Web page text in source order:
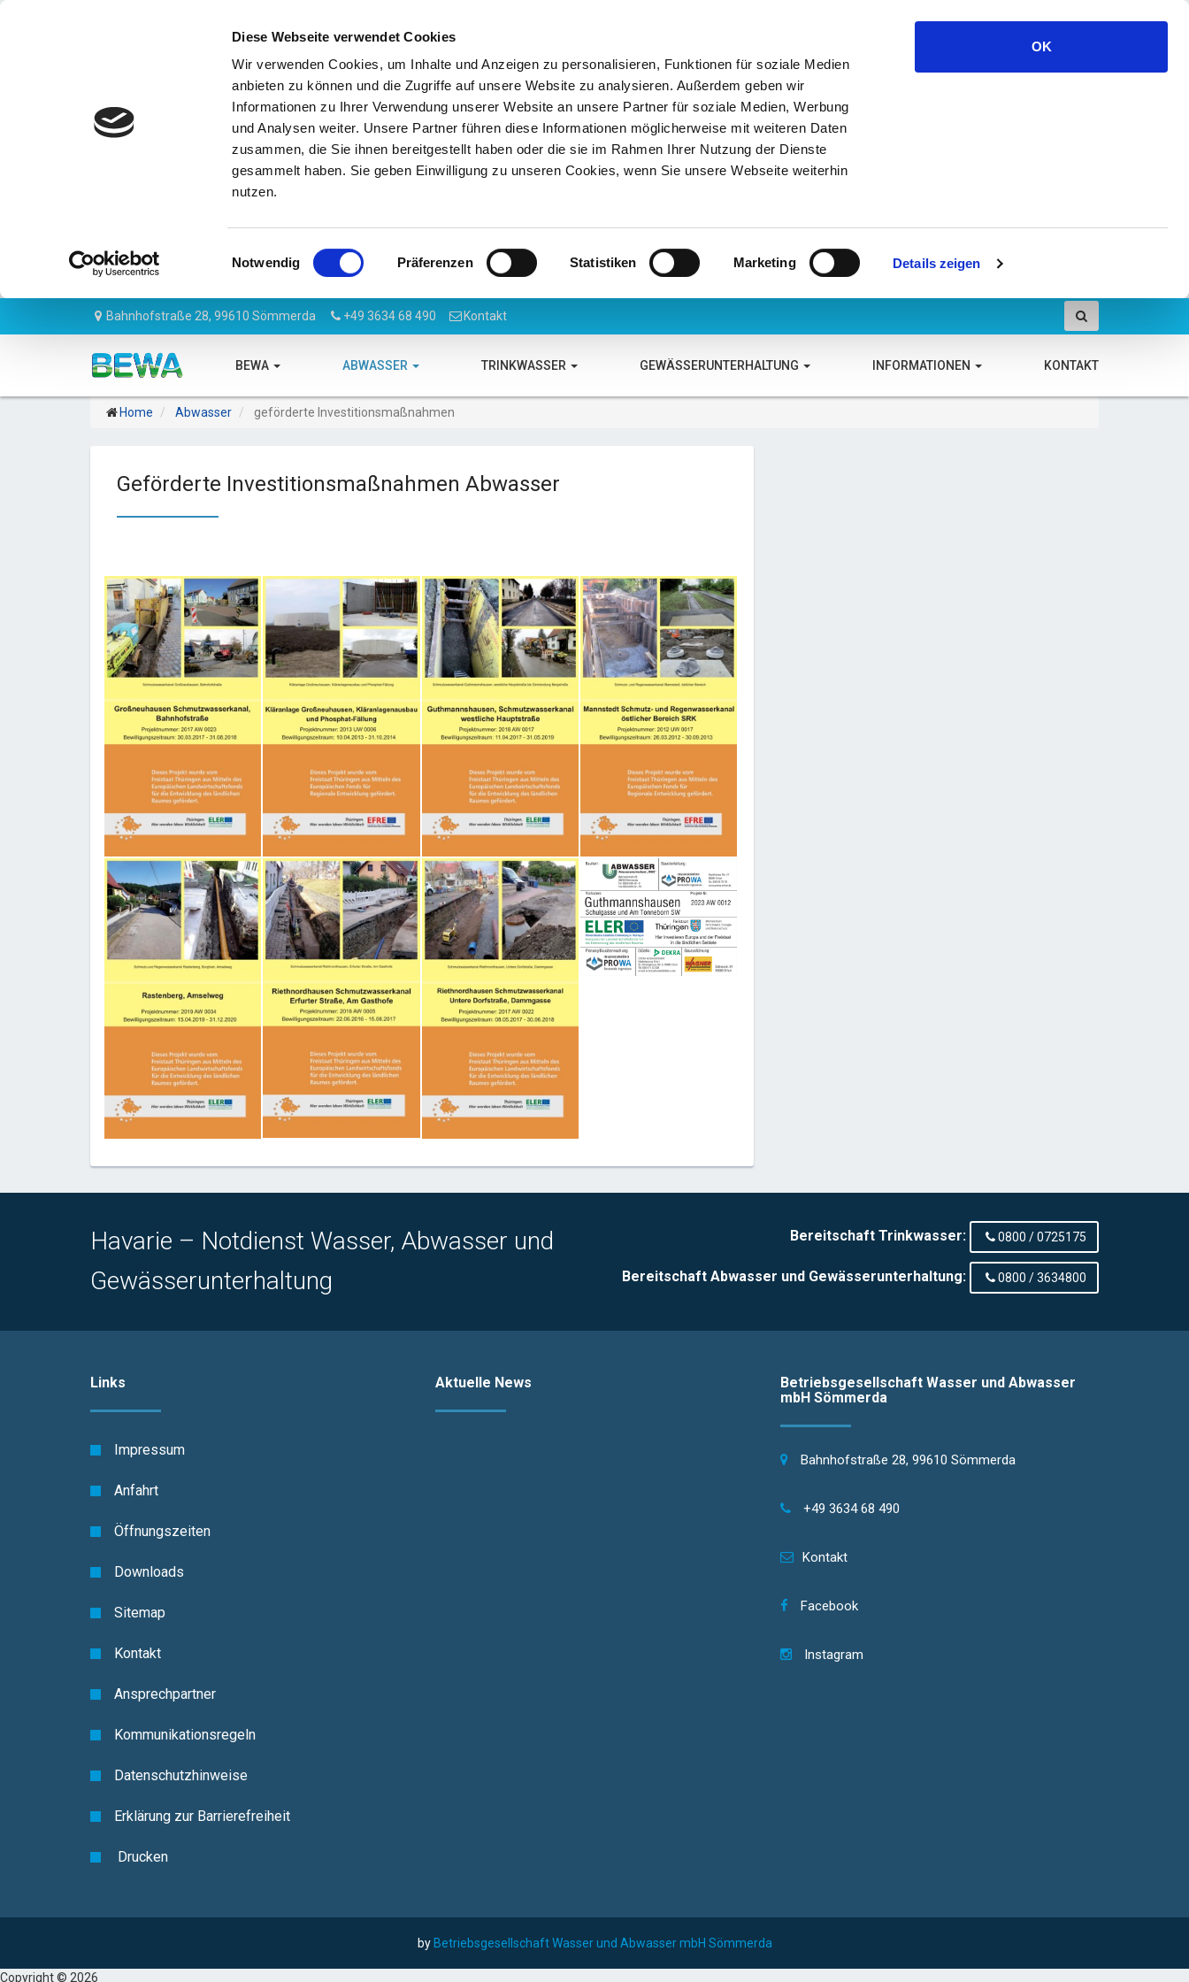
Diese Webseite verwendet Cookies
Wir verwenden Cookies, um Inhalte und Anzeigen zu personalisieren, Funktionen für soziale Medien
anbieten zu können und die Zugriffe auf unsere Website zu analysieren. Außerdem geben wir
Informationen zu Ihrer Verwendung unserer Website an unsere Partner für soziale Medien, Werbung
und Analysen weiter. Unsere Partner führen diese Informationen möglicherweise mit weiteren Daten
zusammen, die Sie ihnen bereitgestellt haben oder die sie im Rahmen Ihrer Nutzung der Dienste
gesammelt haben. Sie geben Einwilligung zu unseren Cookies, wenn Sie unsere Webseite weiterhin
nutzen.
Einwilligungsauswahl
Notwendig Präferenzen Statistiken Marketing Details zeigen
OK
Bahnhofstraße 28, 99610 Sömmerda +49 3634 68 490 Kontakt
BEWA ABWASSER TRINKWASSER GEWÄSSERUNTERHALTUNG INFORMATIONEN KONTAKT
Home Abwasser geförderte Investitionsmaßnahmen
Geförderte Investitionsmaßnahmen Abwasser
Havarie – Notdienst Wasser, Abwasser und
Gewässerunterhaltung
Bereitschaft Trinkwasser: 0800 / 0725175
Bereitschaft Abwasser und Gewässerunterhaltung: 0800 / 3634800
Links
Impressum
Anfahrt
Öffnungszeiten
Downloads
Sitemap
Kontakt
Ansprechpartner
Kommunikationsregeln
Datenschutzhinweise
Erklärung zur Barrierefreiheit
Drucken
Aktuelle News
Betriebsgesellschaft Wasser und Abwasser
mbH Sömmerda
Bahnhofstraße 28, 99610 Sömmerda
+49 3634 68 490
Kontakt
Facebook
Instagram
by Betriebsgesellschaft Wasser und Abwasser mbH Sömmerda
Copyright © 2026